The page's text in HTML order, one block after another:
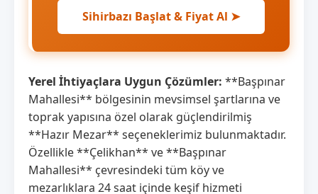
Sihirbazı Başlat & Fiyat Al ➤
Yerel İhtiyaçlara Uygun Çözümler: **Başpınar
Mahallesi** bölgesinin mevsimsel şartlarına ve
toprak yapısına özel olarak güçlendirilmiş
**Hazır Mezar** seçeneklerimiz bulunmaktadır.
Özellikle **Çelikhan** ve **Başpınar
Mahallesi** çevresindeki tüm köy ve
mezarlıklara 24 saat içinde keşif hizmeti